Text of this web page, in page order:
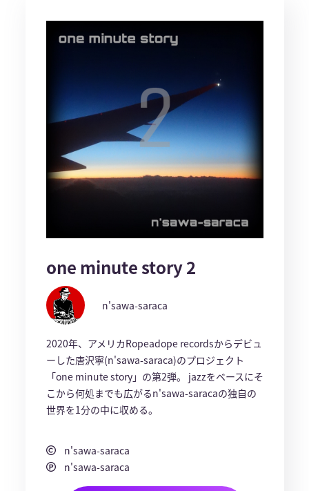
one minute story 2
n'sawa-saraca
2020年、アメリカRopeadope recordsからデビュ
ーした唐沢寧(n'sawa-saraca)のプロジェクト
「one minute story」の第2弾。 jazzをベースにそ
こから何処までも広がるn'sawa-saracaの独自の
世界を1分の中に収める。
n'sawa-saraca
n'sawa-saraca